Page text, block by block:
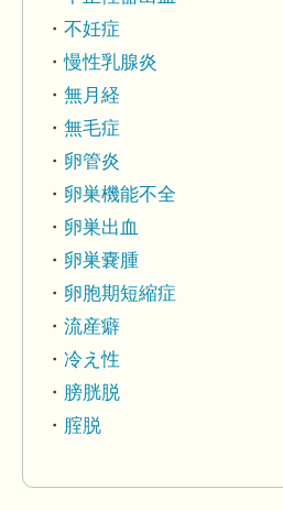
不妊症
慢性乳腺炎
無月経
無毛症
卵管炎
卵巣機能不全
卵巣出血
卵巣嚢腫
卵胞期短縮症
流産癖
冷え性
膀胱脱
腟脱